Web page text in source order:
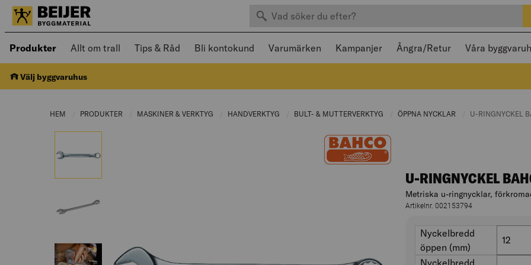
Sök efter produkter
Produkter Öppnad meny kan navigeras med piltangenter och stängas med Escape
Allt om trall Tips & Råd Bli kontokund Varumärken Kampanjer Ångra/Retur Våra
Välj byggvaruhus
HEM PRODUKTER CURRENT PAGE:
MASKINER & VERKTYG CURRENT PAGE:
HANDVERKTYG CURRENT PAGE:
BULT- & MUTTERVERKTYG CURRENT PAGE:
ÖPPNA NYCKLAR CURRENT PAGE:
CURRENT PAGE:
U-RINGNYCKEL
U-RINGNYCKEL
Metriska u-ringnycklar,
Artikelnr. 002153794
Varianter
nyckelbredd
öppen (mm)
12
nyckelbredd